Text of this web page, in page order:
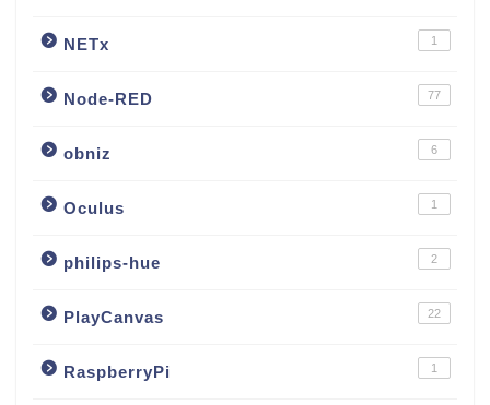
NETx 1
Node-RED 77
obniz 6
Oculus 1
philips-hue 2
PlayCanvas 22
RaspberryPi 1